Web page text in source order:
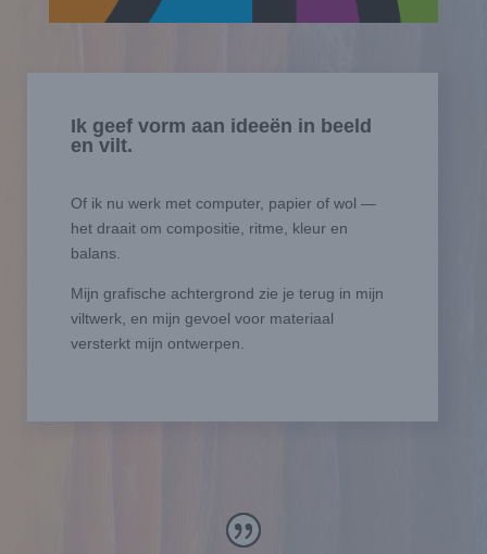
Ik geef vorm aan ideeën in beeld
en vilt.
Of ik nu werk met computer, papier of wol —
het draait om compositie, ritme, kleur en
balans.
Mijn grafische achtergrond zie je terug in mijn
viltwerk, en mijn gevoel voor materiaal
versterkt mijn ontwerpen.